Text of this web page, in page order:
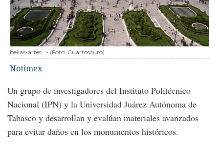
bellas-artes - (Foto: Cuartoscuro)
Notimex
Un grupo de investigadores del Instituto Politécnico
Nacional (IPN) y la Universidad Juárez Autónoma de
Tabasco y desarrollan y evalúan materiales avanzados
para evitar daños en los monumentos históricos.